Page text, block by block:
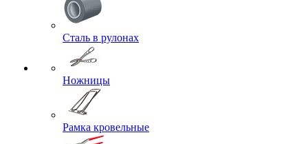
Сталь в рулонах
Ножницы
Рамка кровельные